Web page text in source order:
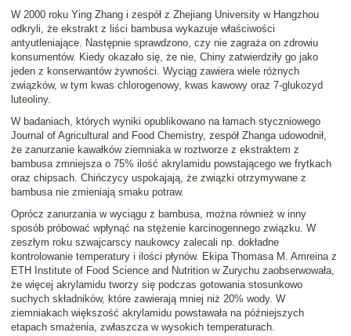
W 2000 roku Ying Zhang i zespół z Zhejiang University w Hangzhou
odkryli, że ekstrakt z liści bambusa wykazuje właściwości
antyutleniające. Następnie sprawdzono, czy nie zagraża on zdrowiu
konsumentów. Kiedy okazało się, że nie, Chiny zatwierdziły go jako
jeden z konserwantów żywności. Wyciąg zawiera wiele różnych
związków, w tym kwas chlorogenowy, kwas kawowy oraz 7-glukozyd
luteoliny.
W badaniach, których wyniki opublikowano na łamach styczniowego
Journal of Agricultural and Food Chemistry, zespół Zhanga udowodnił,
że zanurzanie kawałków ziemniaka w roztworze z ekstraktem z
bambusa zmniejsza o 75% ilość akrylamidu powstającego we frytkach
oraz chipsach. Chińczycy uspokajają, że związki otrzymywane z
bambusa nie zmieniają smaku potraw.
Oprócz zanurzania w wyciągu z bambusa, można również w inny
sposób próbować wpłynąć na stężenie karcinogennego związku. W
zeszłym roku szwajcarscy naukowcy zalecali np. dokładne
kontrolowanie temperatury i ilości płynów. Ekipa Thomasa M. Amreinaz
ETH Institute of Food Science and Nutrition w Zurychu zaobserwowała,
że więcej akrylamidu tworzy się podczas gotowania stosunkowo
suchych składników, które zawierają mniej niż 20% wody. W
ziemniakach większość akrylamidu powstawała na późniejszych
etapach smażenia, zwłaszcza w wysokich temperaturach.